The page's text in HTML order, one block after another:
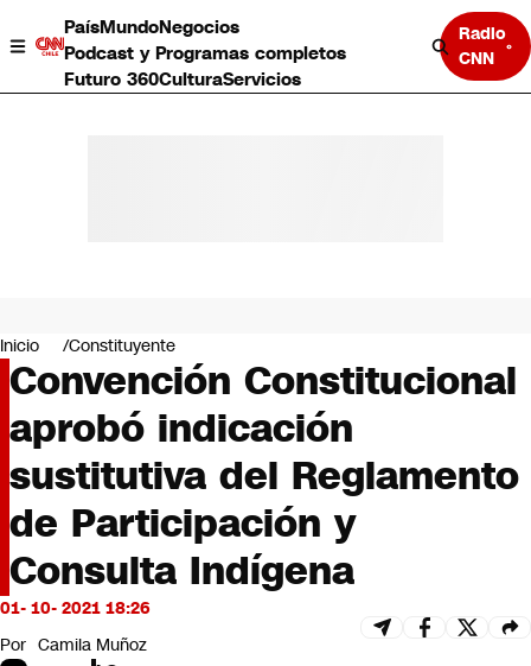
PaísMundoNegocios
Podcast y Programas completos
Futuro 360CulturaServicios
Radio
CNN
Negocios
Deportes
Programas completos
Cultura
Servicios
Bits
CNN tiempo
Futuro 360
Opinión
Inicio Constituyente
Convención Constitucional
aprobó indicación
sustitutiva del Reglamento
de Participación y
Consulta Indígena
01- 10- 2021 18:26
Por Camila Muñoz